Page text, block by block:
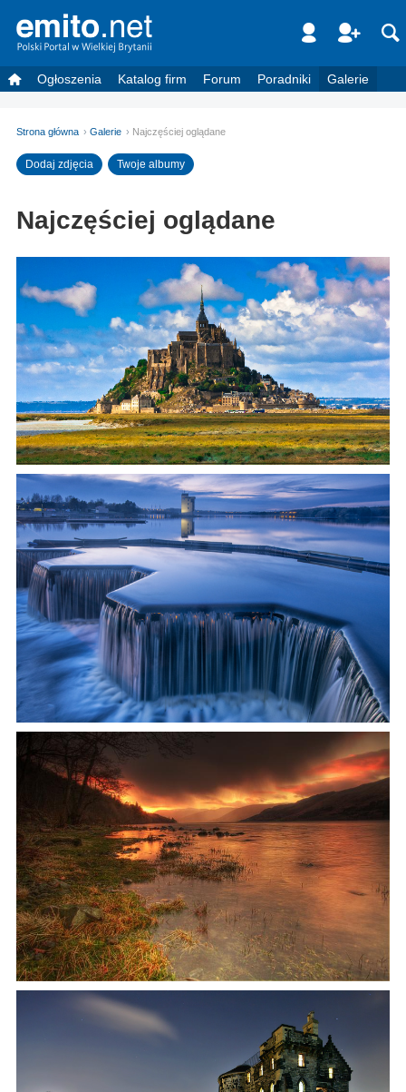
Ogłoszenia Katalog firm Forum Poradniki Galerie
Strona główna Galerie Najczęściej oglądane
Dodaj zdjęcia Twoje albumy
Najczęściej oglądane